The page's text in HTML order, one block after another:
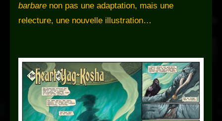
barbare non pas une adaptation, mais une
relecture, une nouvelle illustration…